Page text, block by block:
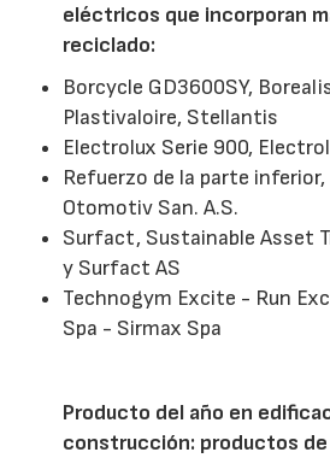
eléctricos que incorporan
reciclado:
Borcycle GD3600SY,
Plastivaloire, Stellantis
Electrolux Serie 900,
Refuerzo de la parte
Otomotiv San. A.S.
Surfact, Sustainable Asset
y Surfact AS
Technogym Excite - Run
Spa - Sirmax Spa
Producto del año en
construcción: productos